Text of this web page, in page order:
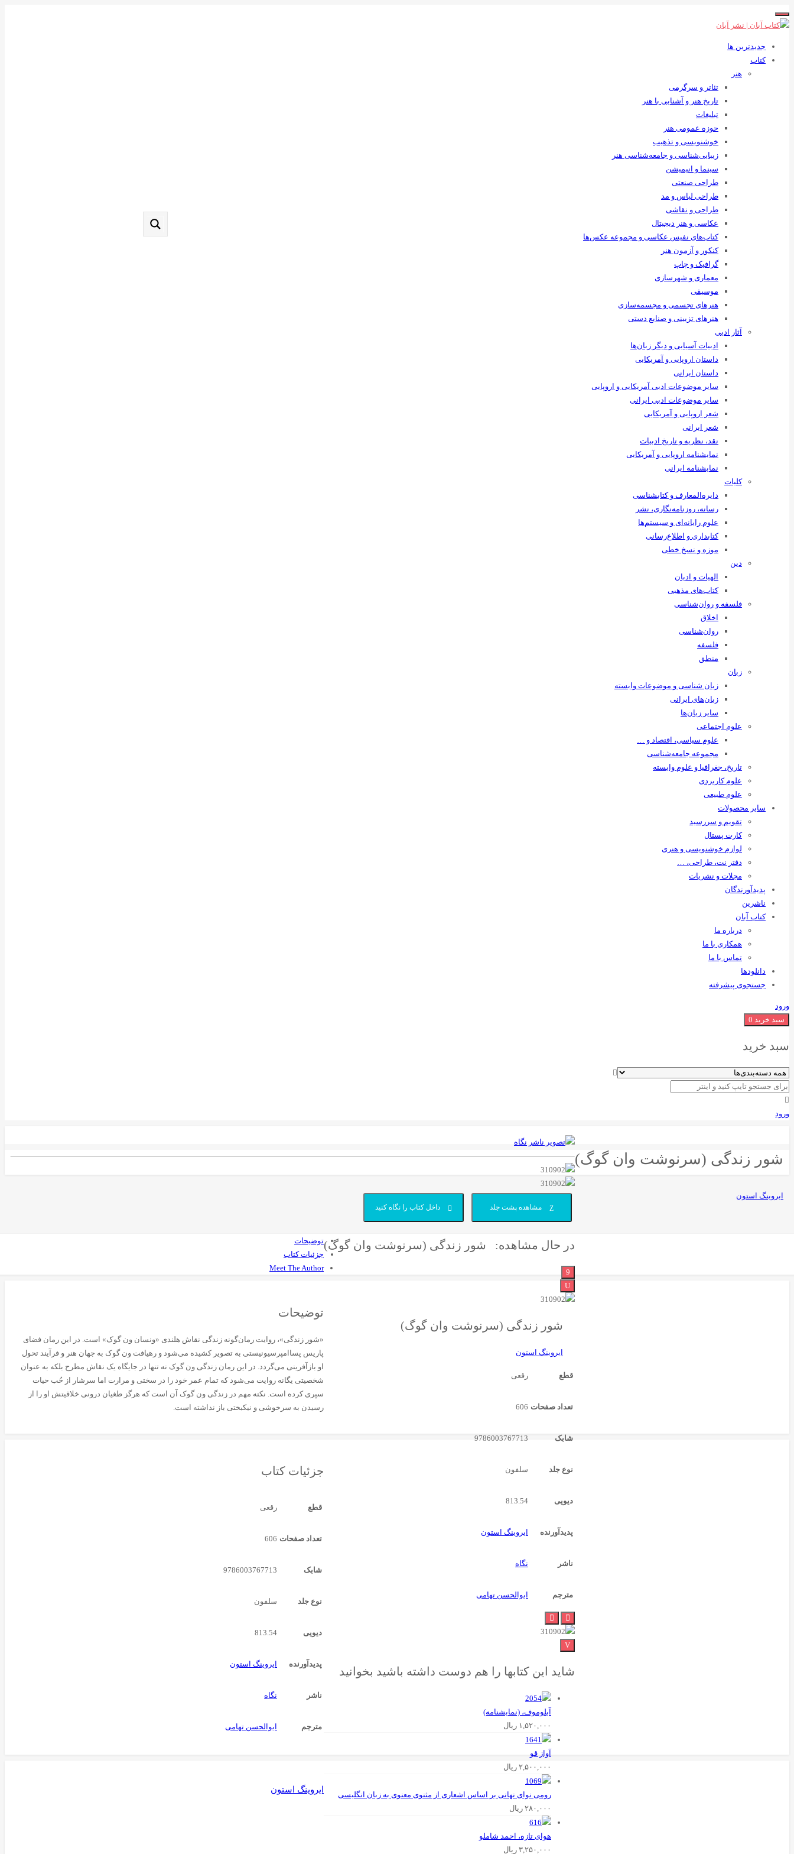
جدیدترین ها
کتاب
هنر
تئاتر و سرگرمی
تاریخ هنر و آشنایی با هنر
تبلیغات
حوزه عمومی هنر
خوشنویسی و تذهیب
زیبایی‌شناسی و جامعه‌شناسی هنر
سینما و انیمیشن
طراحی صنعتی
طراحی لباس و مد
طراحی و نقاشی
عکاسی و هنر دیجیتال
کتاب‌های نفیس عکاسی و مجموعه عکس‌ها
کنکور و آزمون هنر
گرافیک و چاپ
معماری و شهرسازی
موسیقی
هنرهای ‌تجسمی و مجسمه‌سازی
هنرهای تزیینی و صنایع ‌دستی
آثار ادبی
ادبیات آسیایی و دیگر زبان‌ها
داستان اروپایی و آمریکایی
داستان ایرانی
سایر موضوعات ادبی آمریکایی و اروپایی
سایر موضوعات ادبی ایرانی
شعر اروپایی و آمریکایی
شعر ایرانی
نقد، نظریه و تاریخ ادبیات
نمایشنامه اروپایی و آمریکایی
نمایشنامه ایرانی
کلیات
دایره‌المعارف و کتابشناسی
رسانه‌، روزنامه‌نگاری، نشر
علوم رایانه‌ای و سیستم‌ها
کتابداری و اطلاع‌رسانی
موزه و نسخ خطی
دین
الهیات و ادیان
کتاب‌های مذهبی
فلسفه و روان‌شناسی
اخلاق
روان‌شناسی
فلسفه
منطق
زبان
زبان ‌شناسی و موضوعات وابسته
زبان‌های ایرانی
سایر زبان‌ها
علوم اجتماعی
علوم سیاسی، اقتصاد و …
مجموعه جامعه‌شناسی
تاریخ، جغرافیا و علوم وابسته
علوم کاربردی
علوم طبیعی
سایر محصولات
تقویم و سررسید
کارت پستال
لوازم خوشنویسی و هنری
دفتر نت، طراحی، …
مجلات و نشریات
پدیدآورندگان
ناشرین
کتاب آبان
درباره ما
همکاری با ما
تماس با ما
دانلودها
جستجوی پیشرفته
ورود
سبد خرید 0
سبد خرید
ورود
شور زندگی (سرنوشت وان گوگ)
ایروینگ استون
نگاه
مشاهده پشت جلد داخل کتاب را نگاه کنید
در حال مشاهده: شور زندگی (سرنوشت وان گوگ)
شور زندگی (سرنوشت وان گوگ)
ایروینگ استون
قطع رقعی‌
تعداد صفحات 606
شابک 9786003767713
نوع جلد سلفون‌
دیویی 813.54
پدیدآورنده ایروینگ استون
ناشر نگاه
مترجم ابوالحسن تهامی
شاید این کتابها را هم دوست داشته باشید بخوانید
آبلوموف، (نمایشنامه)
۱,۵۲۰,۰۰۰ ریال
آواز قو
۲,۵۰۰,۰۰۰ ریال
رومی نوای نهانی بر اساس اشعاری از مثنوی معنوی ‌به زبان انگلیسی
۲۸۰,۰۰۰ ریال
هوای تازه، احمد شاملو
۳,۲۵۰,۰۰۰ ریال
توضیحات
جزئیات کتاب
Meet The Author
توضیحات
«شور زندگی»، روایت رمان‌گونه زندگی نقاش هلندی «ونسان ون گوک» است. در این رمان فضای
پاریس پساامپرسیونیستی به تصویر کشیده می‌شود و رهیافت ون گوک به جهان هنر و فرآیند تحول
او بازآفرینی می‌گردد. در این رمان زندگی ون گوک نه تنها در جایگاه یک نقاش مطرح بلکه به عنوان
شخصیتی یگانه روایت می‌شود که تمام عمر خود را در سختی و مرارت اما سرشار از حُب حیات
سپری کرده است. نکته مهم در زندگی ون گوک آن است که هرگز طغیان درونی خلاقیتش او را از
رسیدن به سرخوشی و نیکبختی باز نداشته است.
جزئیات کتاب
قطع رقعی‌
تعداد صفحات 606
شابک 9786003767713
نوع جلد سلفون‌
دیویی 813.54
پدیدآورنده ایروینگ استون
ناشر نگاه
مترجم ابوالحسن تهامی
ایروینگ استون